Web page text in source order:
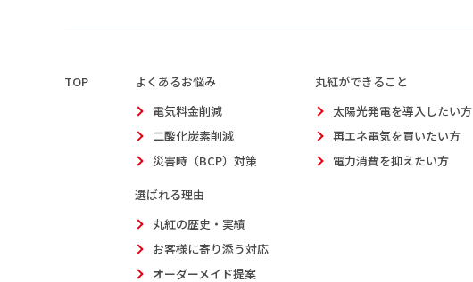
TOP
よくあるお悩み
電気料金削減
二酸化炭素削減
災害時（BCP）対策
選ばれる理由
丸紅の歴史・実績
お客様に寄り添う対応
オーダーメイド提案
丸紅ができること
太陽光発電を導入したい方
再エネ電気を買いたい方
電力消費を抑えたい方